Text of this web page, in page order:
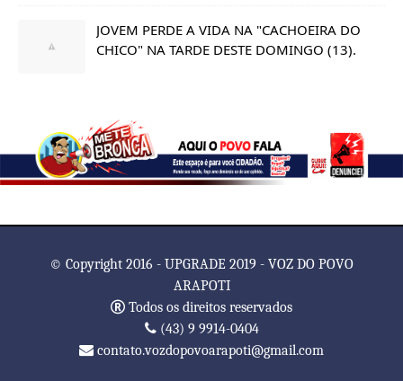
JOVEM PERDE A VIDA NA "CACHOEIRA DO
CHICO" NA TARDE DESTE DOMINGO (13).
© Copyright 2016 - UPGRADE 2019 - VOZ DO POVO
ARAPOTI
Todos os direitos reservados
(43) 9 9914-0404
contato.vozdopovoarapoti@gmail.com